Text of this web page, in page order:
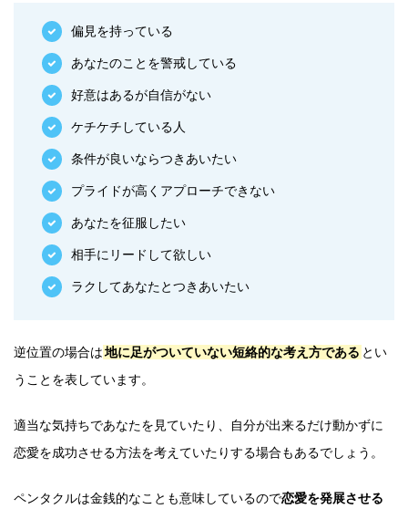
偏見を持っている
あなたのことを警戒している
好意はあるが自信がない
ケチケチしている人
条件が良いならつきあいたい
プライドが高くアプローチできない
あなたを征服したい
相手にリードして欲しい
ラクしてあなたとつきあいたい
逆位置の場合は地に足がついていない短絡的な考え方である とい
うことを表しています。
適当な気持ちであなたを見ていたり、自分が出来るだけ動かずに
恋愛を成功させる方法を考えていたりする場合もあるでしょう。
ペンタクルは金銭的なことも意味しているので恋愛を発展させる